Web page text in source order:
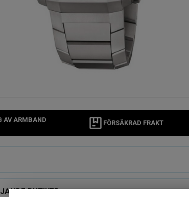
AV ARMBAND FÖRSÄKRAD FRAKT
BUTIKER